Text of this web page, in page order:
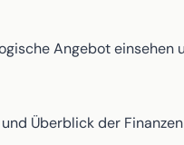
Angebot
Überblick der